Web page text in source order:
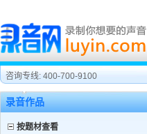
咨询专线: 400-700-9100
录音作品
按题材查看